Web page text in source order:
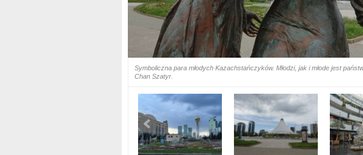
Symboliczna para młodych Kazachstańczyków. Młodzi, jak i młode jest
Chan Szatyr.